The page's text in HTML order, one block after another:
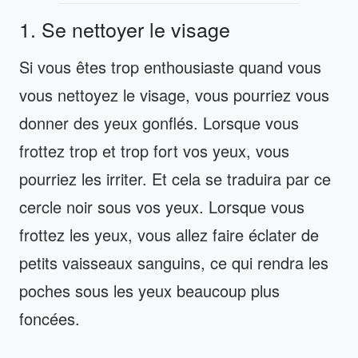
1. Se nettoyer le visage
Si vous êtes trop enthousiaste quand vous
vous nettoyez le visage, vous pourriez vous
donner des yeux gonflés. Lorsque vous
frottez trop et trop fort vos yeux, vous
pourriez les irriter. Et cela se traduira par ce
cercle noir sous vos yeux. Lorsque vous
frottez les yeux, vous allez faire éclater de
petits vaisseaux sanguins, ce qui rendra les
poches sous les yeux beaucoup plus
foncées.